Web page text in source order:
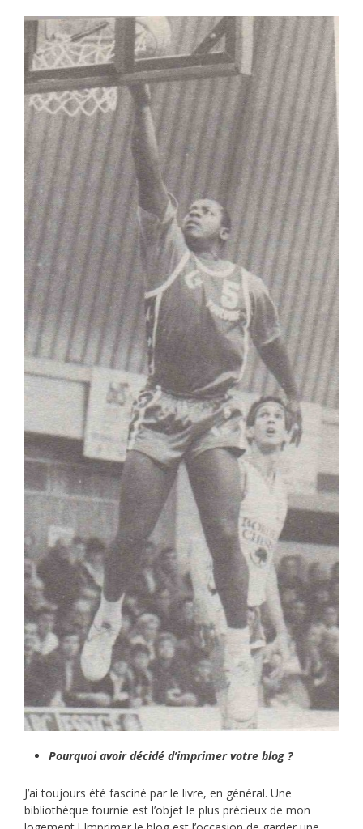
Pourquoi avoir décidé d’imprimer votre blog ?
J’ai toujours été fasciné par le livre, en général. Une
bibliothèque fournie est l’objet le plus précieux de mon